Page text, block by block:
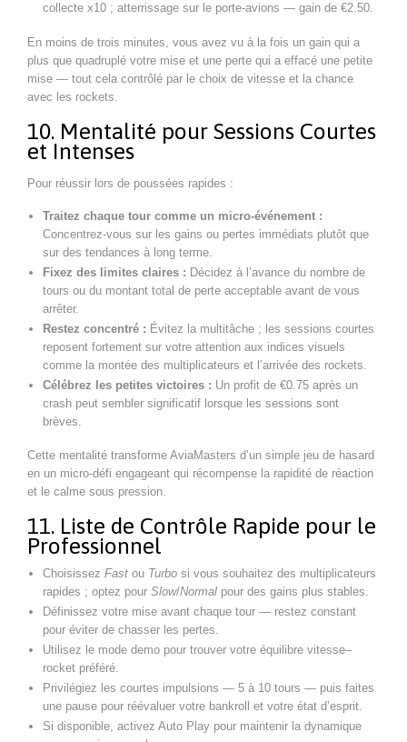
collecte x10 ; atterrissage sur le porte‑avions — gain de €2.50.
En moins de trois minutes, vous avez vu à la fois un gain qui a
plus que quadruplé votre mise et une perte qui a effacé une petite
mise — tout cela contrôlé par le choix de vitesse et la chance
avec les rockets.
10. Mentalité pour Sessions Courtes
et Intenses
Pour réussir lors de poussées rapides :
Traitez chaque tour comme un micro‑événement :
Concentrez-vous sur les gains ou pertes immédiats plutôt que
sur des tendances à long terme.
Fixez des limites claires : Décidez à l’avance du nombre de
tours ou du montant total de perte acceptable avant de vous
arrêter.
Restez concentré : Évitez la multitâche ; les sessions courtes
reposent fortement sur votre attention aux indices visuels
comme la montée des multiplicateurs et l’arrivée des rockets.
Célébrez les petites victoires : Un profit de €0.75 après un
crash peut sembler significatif lorsque les sessions sont
brèves.
Cette mentalité transforme AviaMasters d’un simple jeu de hasard
en un micro‑défi engageant qui récompense la rapidité de réaction
et le calme sous pression.
11. Liste de Contrôle Rapide pour le
Professionnel
Choisissez Fastou Turbosi vous souhaitez des multiplicateurs
rapides ; optez pour Slow/Normalpour des gains plus stables.
Définissez votre mise avant chaque tour — restez constant
pour éviter de chasser les pertes.
Utilisez le mode demo pour trouver votre équilibre vitesse–
rocket préféré.
Privilégiez les courtes impulsions — 5 à 10 tours — puis faites
une pause pour réévaluer votre bankroll et votre état d’esprit.
Si disponible, activez Auto Play pour maintenir la dynamique